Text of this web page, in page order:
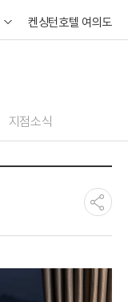
켄싱턴호텔 여의도
지점소식